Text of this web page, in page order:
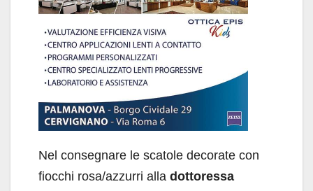
Nel consegnare le scatole decorate con
fiocchi rosa/azzurri alla dottoressa